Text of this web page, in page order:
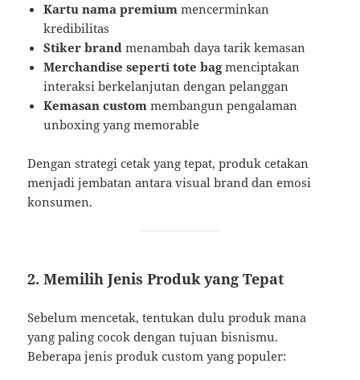
Kartu nama premium mencerminkan
kredibilitas
Stiker brand menambah daya tarik kemasan
Merchandise seperti tote bagmenciptakan
interaksi berkelanjutan dengan pelanggan
Kemasan custom membangun pengalaman
unboxing yang memorable
Dengan strategi cetak yang tepat, produk cetakan
menjadi jembatan antara visual brand dan emosi
konsumen.
2. Memilih Jenis Produk yang Tepat
Sebelum mencetak, tentukan dulu produk mana
yang paling cocok dengan tujuan bisnismu.
Beberapa jenis produk custom yang populer: